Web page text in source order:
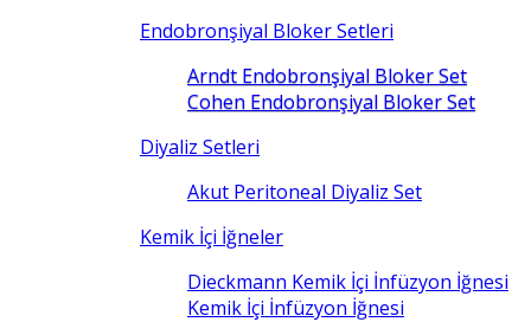
Endobronşiyal Bloker Setleri
Arndt Endobronşiyal Bloker Set
Cohen Endobronşiyal Bloker Set
Diyaliz Setleri
Akut Peritoneal Diyaliz Set
Kemik İçi İğneler
Dieckmann Kemik İçi İnfüzyon İğnesi
Kemik İçi İnfüzyon İğnesi